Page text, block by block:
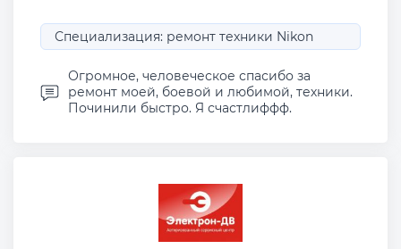
Специализация: ремонт техники Nikon
Огромное, человеческое спасибо за
ремонт моей, боевой и любимой, техники.
Починили быстро. Я счастлиффф.